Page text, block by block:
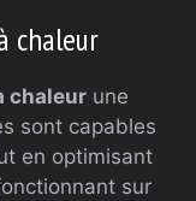
chaleur
chaleur une
sont capables
en optimisant
sur